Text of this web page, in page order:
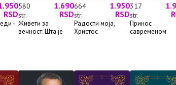
RSD
-
580
str.
1.690
RSD
Живeти за
вечност: Шта је
664
str.
1.950
RSD
Радости моја,
Христос
317
str.
Принос
савременом